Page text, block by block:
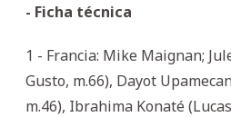
- Ficha técnica
1 - Francia: Mike Maignan;
Gusto, m.66), Dayot
m.46), Ibrahima Konaté